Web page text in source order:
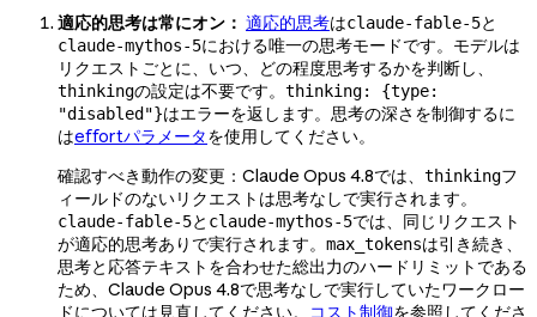
適応的思考は常にオン： 適応的思考はclaude-fable-5と
claude-mythos-5における唯一の思考モードです。モデルは
リクエストごとに、いつ、どの程度思考するかを判断し、
thinkingの設定は不要です。 thinking: {type:
"disabled"}はエラーを返します。思考の深さを制御するに
はeffortパラメータを使用してください。
確認すべき動作の変更：Claude Opus 4.8では、 thinkingフ
ィールドのないリクエストは思考なしで実行されます。
claude-fable-5と claude-mythos-5では、同じリクエスト
が適応的思考ありで実行されます。 max_tokensは引き続き、
思考と応答テキストを合わせた総出力のハードリミットである
ため、Claude Opus 4.8で思考なしで実行していたワークロー
ドについては見直してください。
コスト制御を参照してくださ